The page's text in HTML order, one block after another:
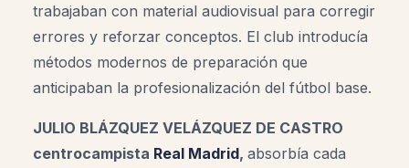
trabajaban con material audiovisual para corregir
errores y reforzar conceptos. El club introducía
métodos modernos de preparación que
anticipaban la profesionalización del fútbol base.
JULIO BLÁZQUEZ VELÁZQUEZ DE CASTRO
centrocampista Real Madrid, absorbía cada